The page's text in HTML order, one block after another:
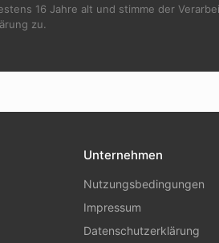
16 Jahre alt und stimme der
zu.
Unternehmen
Nutzungsbedingungen
Impressum
Datenschutzerklärung